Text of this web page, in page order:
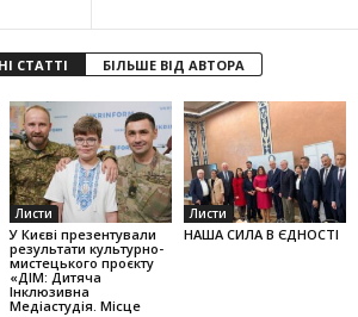
СТАТТІ БІЛЬШЕ ВІД АВТОРА
Листи
У Києві презентували
результати культурно-
мистецького проєкту
«ДІМ: Дитяча
Інклюзивна
Медіастудія. Місце
Листи
НАША СИЛА В ЄДНОСТІ